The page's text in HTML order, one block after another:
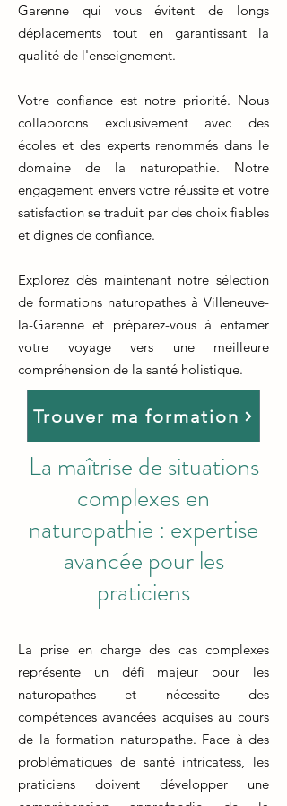
Garenne qui vous évitent de longs
déplacements tout en garantissant la
qualité de l'enseignement.
Votre confiance est notre priorité. Nous
collaborons exclusivement avec des
écoles et des experts renommés dans le
domaine de la naturopathie. Notre
engagement envers votre réussite et votre
satisfaction se traduit par des choix fiables
et dignes de confiance.
Explorez dès maintenant notre sélection
de formations naturopathes à Villeneuve-
la-Garenne et préparez-vous à entamer
votre voyage vers une meilleure
compréhension de la santé holistique.
Trouver ma formation
La maîtrise de situations
complexes en
naturopathie : expertise
avancée pour les
praticiens
La prise en charge des cas complexes
représente un défi majeur pour les
naturopathes et nécessite des
compétences avancées acquises au cours
de la formation naturopathe. Face à des
problématiques de santé intricatess, les
praticiens doivent développer une